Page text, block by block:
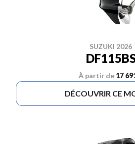
SUZUKI 2026
À partir de 17
DÉCOUVRIR CE